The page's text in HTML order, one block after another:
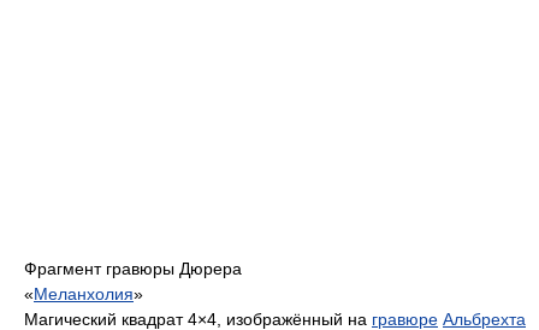
Фрагмент гравюры Дюрера
«Меланхолия»
Магический квадрат 4×4, изображённый на гравюре Альбрехта